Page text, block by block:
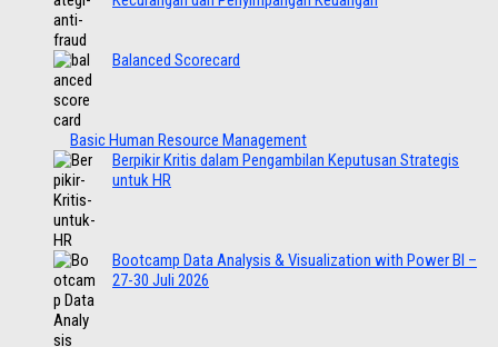
Balanced Scorecard
Basic Human Resource Management
Berpikir Kritis dalam Pengambilan Keputusan Strategis
untuk HR
Bootcamp Data Analysis & Visualization with Power BI –
27-30 Juli 2026